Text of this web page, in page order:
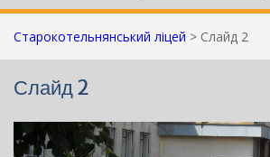
Старокотельнянський ліцей > Слайд 2
Слайд 2